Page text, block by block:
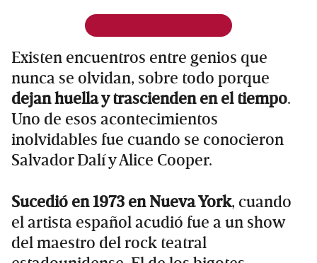
Existen encuentros entre genios que
nunca se olvidan, sobre todo porque
dejan huella y trascienden en el tiempo.
Uno de esos acontecimientos
inolvidables fue cuando se conocieron
Salvador Dalí y Alice Cooper.
Sucedió en 1973 en Nueva York, cuando
el artista español acudió fue a un show
del maestro del rock teatral